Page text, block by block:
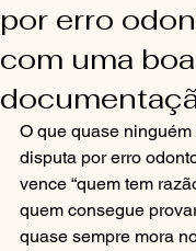
por erro
com uma boa
O que quase ninguém
disputa por erro
vence “quem tem
quem consegue
quase sempre mora